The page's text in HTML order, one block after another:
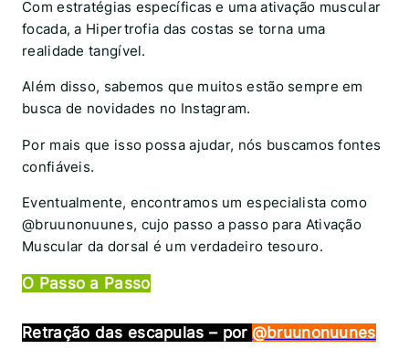
Com estratégias específicas e uma ativação muscular
focada, a Hipertrofia das costas se torna uma
realidade tangível.
Além disso, sabemos que muitos estão sempre em
busca de novidades no Instagram.
Por mais que isso possa ajudar, nós buscamos fontes
confiáveis.
Eventualmente, encontramos um especialista como
@bruunonuunes, cujo passo a passo para Ativação
Muscular da dorsal é um verdadeiro tesouro.
O Passo a Passo
Retração das escapulas – por @bruunonuunes